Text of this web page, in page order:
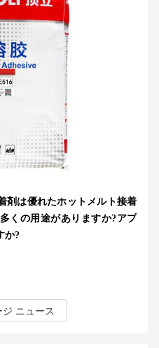
剤は優れたホットメルト接着
くの用途がありますか?アプ
か?
ニュース